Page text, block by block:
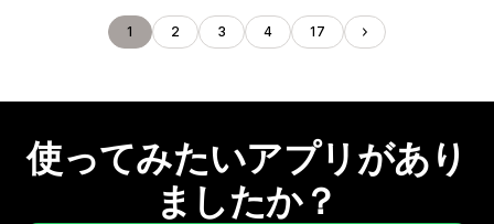
1 2 3 4 17
使ってみたいアプリがあり
ましたか？